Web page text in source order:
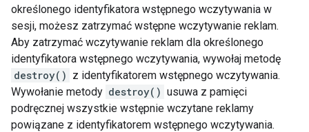
określonego identyfikatora wstępnego wczytywania w
sesji, możesz zatrzymać wstępne wczytywanie reklam.
Aby zatrzymać wczytywanie reklam dla określonego
identyfikatora wstępnego wczytywania, wywołaj metodę
destroy() z identyfikatorem wstępnego wczytywania.
Wywołanie metody destroy() usuwa z pamięci
podręcznej wszystkie wstępnie wczytane reklamy
powiązane z identyfikatorem wstępnego wczytywania.